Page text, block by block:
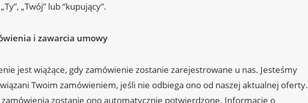
„Twój” lub “kupujący”.
i zawarcia umowy
jest wiążące, gdy zamówienie zostanie zarejestrowane u nas. Jesteśmy
Twoim zamówieniem, jeśli nie odbiega ono od naszej aktualnej oferty.
zostanie ono automatycznie potwierdzone. Informacje o